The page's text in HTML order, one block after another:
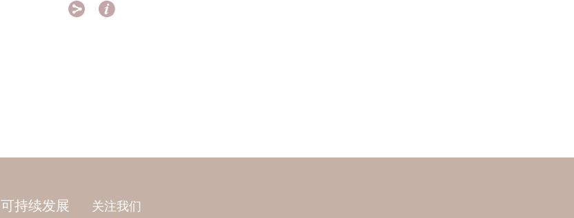
 
可持续发展 关注我们